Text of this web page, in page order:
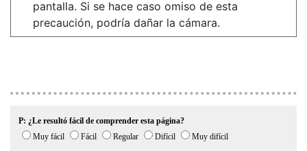
pantalla. Si se hace caso omiso de esta
precaución, podría dañar la cámara.